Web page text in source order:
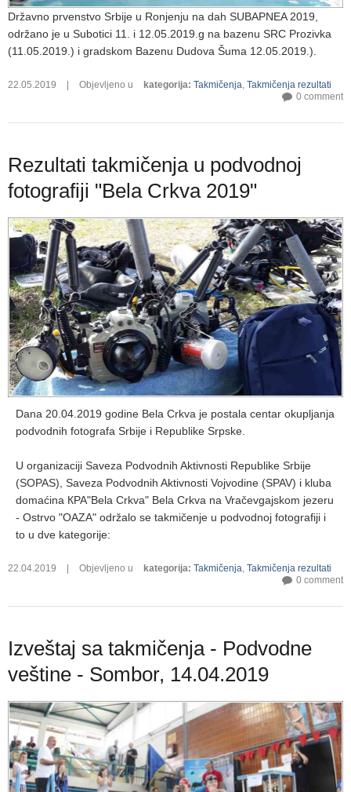
Državno prvenstvo Srbije u Ronjenju na dah SUBAPNEA 2019,
održano je u Subotici 11. i 12.05.2019.g na bazenu SRC Prozivka
(11.05.2019.) i gradskom Bazenu Dudova Šuma 12.05.2019.).
22.05.2019 Objevljeno u kategorija: Takmičenja, Takmičenja rezultati
0 comment
Rezultati takmičenja u podvodnoj
fotografiji "Bela Crkva 2019"
Dana 20.04.2019 godine Bela Crkva je postala centar okupljanja
podvodnih fotografa Srbije i Republike Srpske.
U organizaciji Saveza Podvodnih Aktivnosti Republike Srbije
(SOPAS), Saveza Podvodnih Aktivnosti Vojvodine (SPAV) i kluba
domaćina КPA"Bela Crkva" Bela Crkva na Vračevgajskom jezeru
- Ostrvo "OAZA" održalo se takmičenje u podvodnoj fotografiji i
to u dve kategorije:
22.04.2019 | Objevljeno u kategorija: Takmičenja Takmičenja rezultati
0 comment
Izveštaj sa takmičenja - Podvodne
veštine - Sombor, 14.04.2019